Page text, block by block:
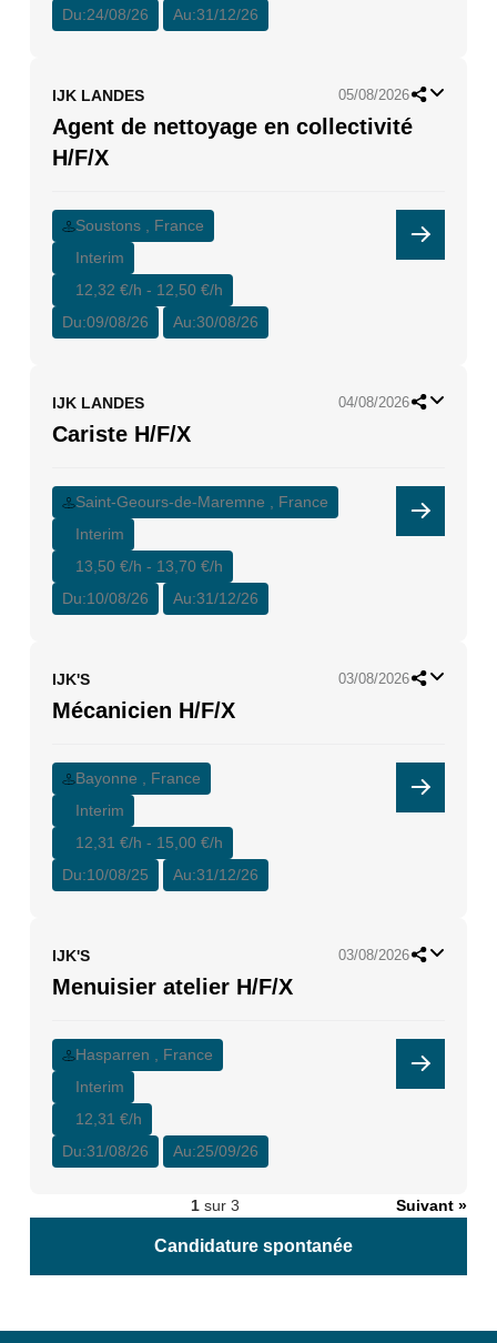
Du:24/08/26 Au:31/12/26
IJK LANDES 05/08/2026
Agent de nettoyage en collectivité
H/F/X
Soustons , France
Interim
12,32 €/h - 12,50 €/h
Du:09/08/26 Au:30/08/26
IJK LANDES 04/08/2026
Cariste H/F/X
Saint-Geours-de-Maremne , France
Interim
13,50 €/h - 13,70 €/h
Du:10/08/26 Au:31/12/26
IJK'S 03/08/2026
Mécanicien H/F/X
Bayonne , France
Interim
12,31 €/h - 15,00 €/h
Du:10/08/25 Au:31/12/26
IJK'S 03/08/2026
Menuisier atelier H/F/X
Hasparren , France
Interim
12,31 €/h
Du:31/08/26 Au:25/09/26
1 sur 3 Suivant »
Candidature spontanée